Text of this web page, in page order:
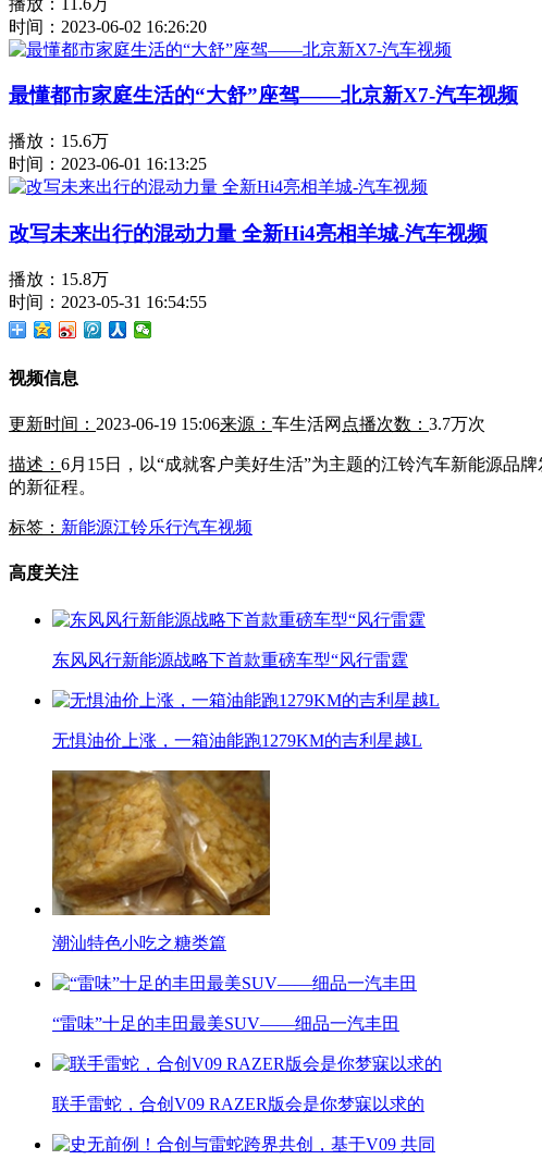
时间：2023-06-02 16:26:20
最懂都市家庭生活的“大舒”座驾——北京新X7-汽车视频
播放：15.6万
时间：2023-06-01 16:13:25
改写未来出行的混动力量 全新Hi4亮相羊城-汽车视频
播放：15.8万
时间：2023-05-31 16:54:55
视频信息
更新时间： 2023-06-19 15:06来源： 车生活网 点播次数： 3.7万次
描述： 6月15日，以“成就客户美好生活”为主题的江铃汽车新能源品
的新征程。
标签： 新能源江铃乐行汽车视频
高度关注
东风风行新能源战略下首款重磅车型“风行雷霆
无惧油价上涨，一箱油能跑1279KM的吉利星越L
潮汕特色小吃之糖类篇
“雷味”十足的丰田最美SUV——细品一汽丰田
联手雷蛇，合创V09 RAZER版会是你梦寐以求的